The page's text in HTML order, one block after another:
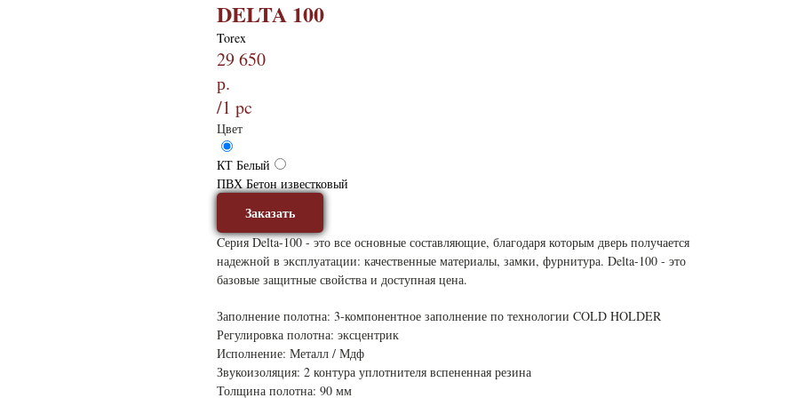
DELTA 100
Torex
29 650
р.
/1 pc
Цвет
КТ Белый
ПВХ Бетон известковый
Заказать
Cерия Delta-100 - это все основные составляющие, благодаря которым дверь получается
надежной в эксплуатации: качественные материалы, замки, фурнитура. Delta-100 - это
базовые защитные свойства и доступная цена.
Заполнение полотна: 3-компонентное заполнение по технологии COLD HOLDER
Регулировка полотна: эксцентрик
Исполнение: Металл / Мдф
Звукоизоляция: 2 контура уплотнителя вспененная резина
Толщина полотна: 90 мм